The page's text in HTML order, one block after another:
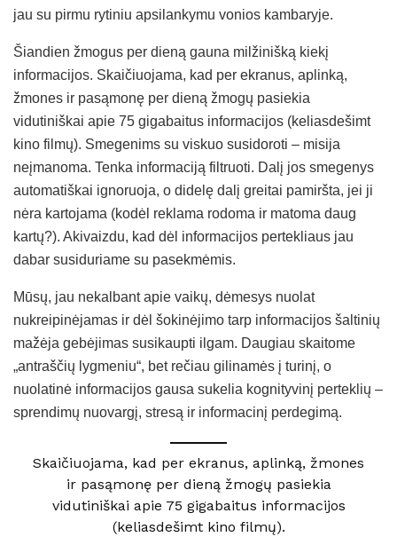
jau su pirmu rytiniu apsilankymu vonios kambaryje.
Šiandien žmogus per dieną gauna milžinišką kiekį
informacijos. Skaičiuojama, kad per ekranus, aplinką,
žmones ir pasąmonę per dieną žmogų pasiekia
vidutiniškai apie 75 gigabaitus informacijos (keliasdešimt
kino filmų). Smegenims su viskuo susidoroti – misija
neįmanoma. Tenka informaciją filtruoti. Dalį jos smegenys
automatiškai ignoruoja, o didelę dalį greitai pamiršta, jei ji
nėra kartojama (kodėl reklama rodoma ir matoma daug
kartų?). Akivaizdu, kad dėl informacijos pertekliaus jau
dabar susiduriame su pasekmėmis.
Mūsų, jau nekalbant apie vaikų, dėmesys nuolat
nukreipinėjamas ir dėl šokinėjimo tarp informacijos šaltinių
mažėja gebėjimas susikaupti ilgam. Daugiau skaitome
„antraščių lygmeniu“, bet rečiau gilinamės į turinį, o
nuolatinė informacijos gausa sukelia kognityvinį perteklių –
sprendimų nuovargį, stresą ir informacinį perdegimą.
Skaičiuojama, kad per ekranus, aplinką, žmones
ir pasąmonę per dieną žmogų pasiekia
vidutiniškai apie 75 gigabaitus informacijos
(keliasdešimt kino filmų).